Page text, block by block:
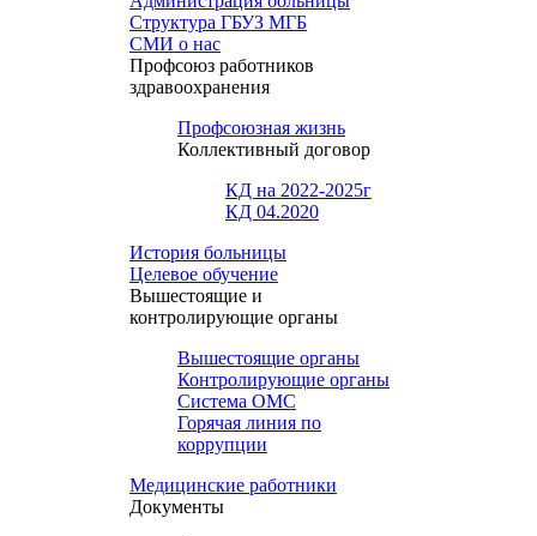
Структура ГБУЗ МГБ
СМИ о нас
Профсоюз работников
здравоохранения
Профсоюзная жизнь
Коллективный договор
КД на 2022-2025г
КД 04.2020
История больницы
Целевое обучение
Вышестоящие и
контролирующие органы
Вышестоящие органы
Контролирующие органы
Система ОМС
Горячая линия по
коррупции
Медицинские работники
Документы